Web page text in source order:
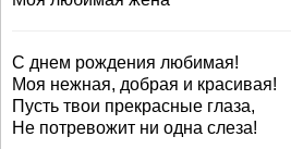
С днем рождения любимая!
Моя нежная, добрая и красивая!
Пусть твои прекрасные глаза,
Не потревожит ни одна слеза!